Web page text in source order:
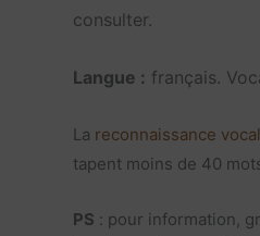
consulter.
Langue : français.
La reconnaissance
tapent moins de 40
PS : pour information,